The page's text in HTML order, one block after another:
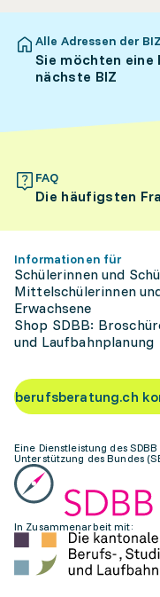
Alle Adressen der BIZ
Sie möchten eine
nächste BIZ
FAQ
Die häufigsten
Informationen für
Schülerinnen und
Mittelschülerinnen
Erwachsene
Shop SDBB:
und Laufbahnplanung
berufsberatung.ch
Eine Dienstleistung des
Unterstützung des Bundes
In Zusammenarbeit mit: